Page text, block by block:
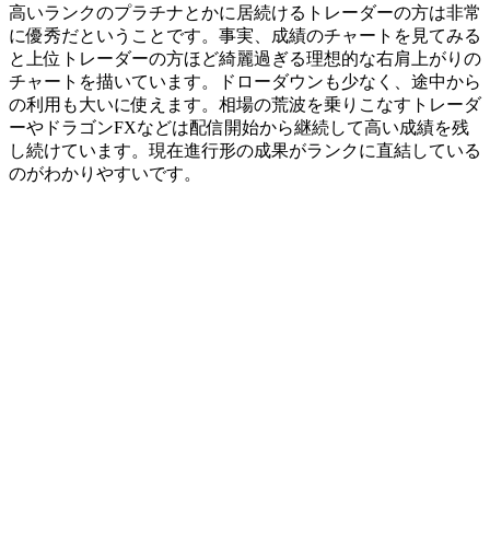
高いランクのプラチナとかに居続けるトレーダーの方は非常
に優秀だということです。事実、成績のチャートを見てみる
と
上位トレーダーの方ほど綺麗過ぎる理想的な右肩上がりの
チャートを描いています。ドローダウンも少なく、途中から
の利用も大いに使えます。相場の荒波を乗りこなすトレーダ
ーやドラゴンFXなどは配信開始から継続して高い成績を残
し続けています。現在進行形の成果がランクに直結している
のがわかりやすいです。